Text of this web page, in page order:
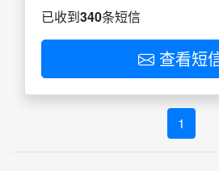
已收到340条短信
查看短
1